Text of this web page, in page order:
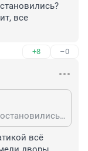
все
+8 –0
А чего Вы только на родителях-то остановились? Мои предки здесь с 1753 года, значит, все остальные - "понаехи"!
всё